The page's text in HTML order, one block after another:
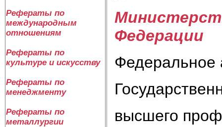
Рефераты по
международным
отношениям
Рефераты по
культуре и искусству
Рефераты по
менеджменту
Рефераты по
металлургии
Федерации
Федеральное
высшего